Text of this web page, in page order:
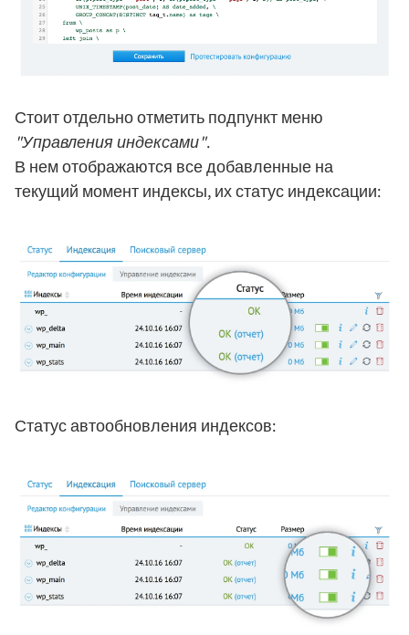
Стоит отдельно отметить подпункт меню
"Управления индексами".
В нем отображаются все добавленные на
текущий момент индексы, их статус индексации:
Статус автообновления индексов: